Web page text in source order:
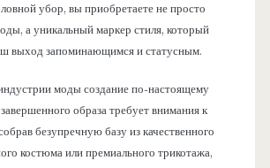
убор, вы приобретаете не просто
а уникальный маркер стиля, который
выход запоминающимся и статусным.
моды создание по-настоящему
образа требует внимания к
безупречную базу из качественного
костюма или премиального трикотажа,